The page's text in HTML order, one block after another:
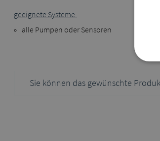
geeignete Systeme:
alle Pumpen oder Sensoren
Sie können das gewünschte